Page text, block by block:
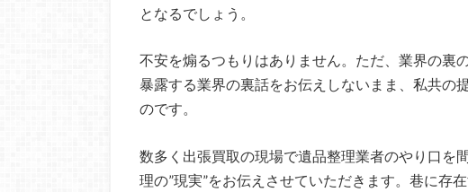
となるでしょう。
不安を煽るつもりはありません。 ただ、業界の裏
暴露する業界の裏話をお伝えしないまま、私共の
のです。
数多く出張買取の現場で遺品整理業者のやり口を
理の”現実”をお伝えさせていただきます。巷に存